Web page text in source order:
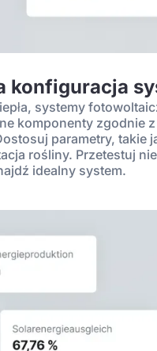
konfiguracja
systemy
komponenty zgodnie z
parametry, takie
rośliny. Przetestuj
idealny system.